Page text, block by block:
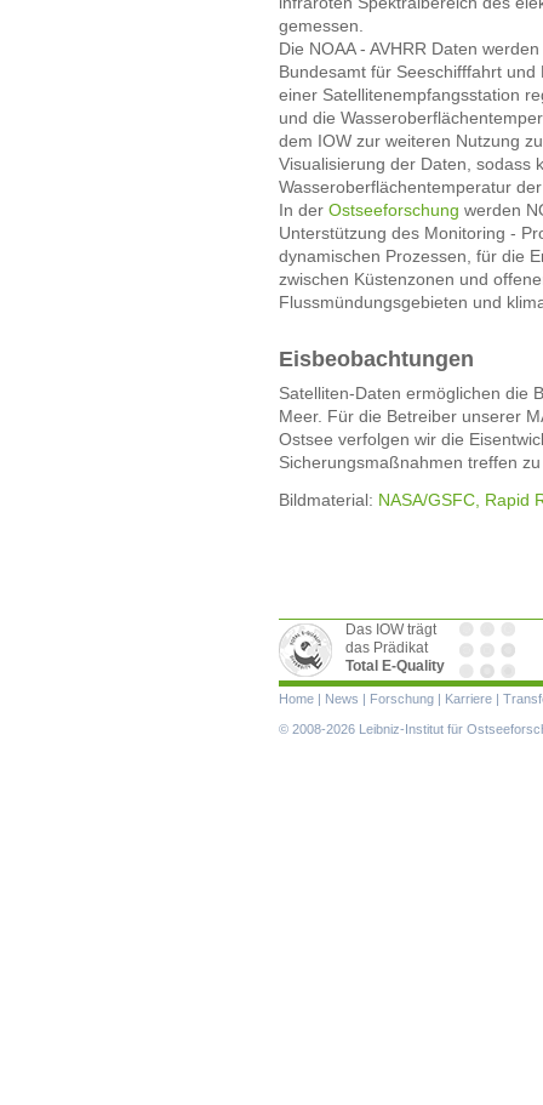
gemessen.
Die NOAA - AVHRR Daten
Bundesamt für Seeschifffahrt
einer Satellitenempfangsstation
und die
dem IOW zur weiteren Nutzung
Visualisierung der Daten, sodass
Wasseroberflächentemperatur
In der Ostseeforschung werden
Unterstützung des Monitoring -
dynamischen Prozessen, für die
zwischen Küstenzonen und
Flussmündungsgebieten und
Eisbeobachtungen
Satelliten-Daten ermöglichen die
Meer. Für die Betreiber unserer
Ostsee verfolgen wir die
Sicherungsmaßnahmen treffen
Bildmaterial: NASA/GSFC, Rapid
Das IOW trägt
das Prädikat
Total E-Quality
Navigation
überspringen
Home | News | Forschung | Karriere |
© 2008-2026 Leibniz-Institut für